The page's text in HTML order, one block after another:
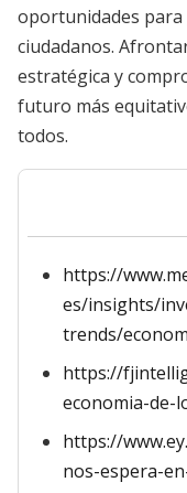
oportunidades
ciudadanos.
estratégica y
futuro más
todos.
https://
es/insights/
trends/
https://
economia-de-
https://
nos-espera-